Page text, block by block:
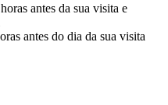
antes da sua visita e
antes do dia da sua visita